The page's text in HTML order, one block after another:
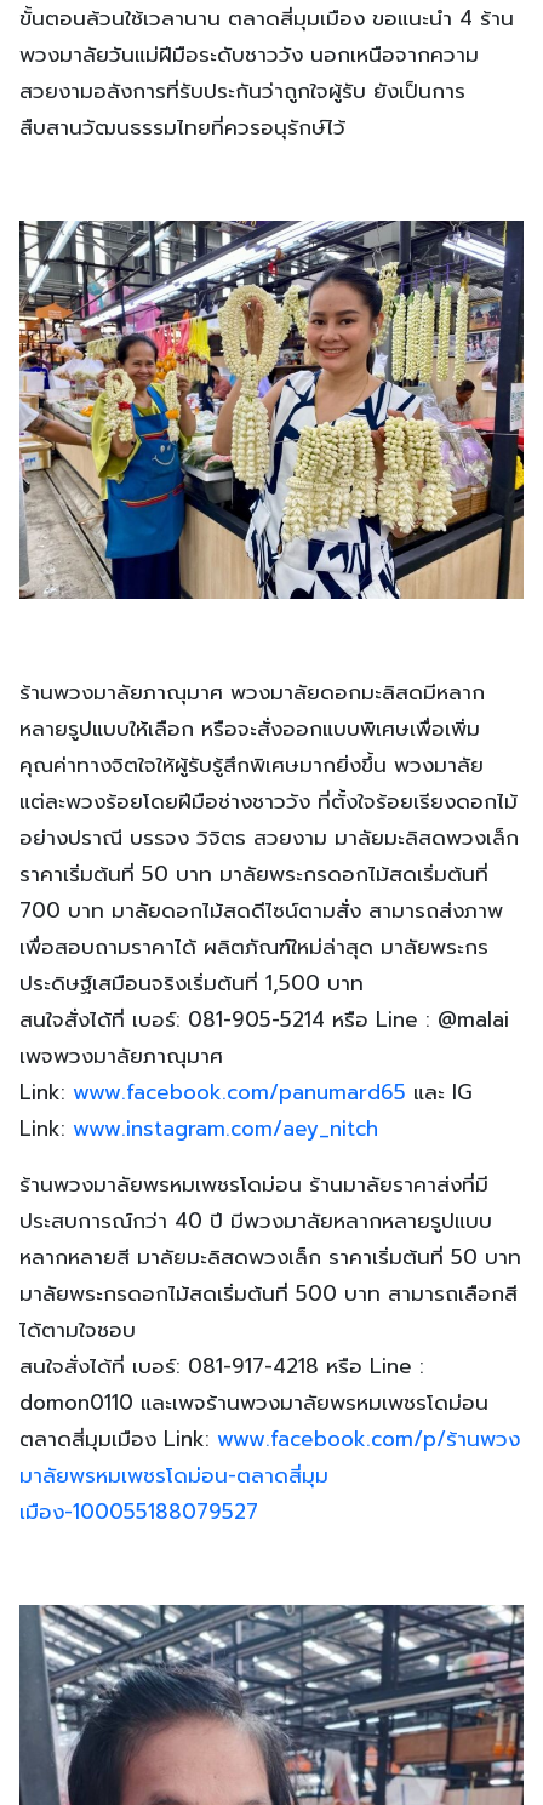
ขั้นตอนล้วนใช้เวลานาน ตลาดสี่มุมเมือง ขอแนะนำ 4 ร้าน
พวงมาลัยวันแม่ฝีมือระดับชาววัง นอกเหนือจากความ
สวยงามอลังการที่รับประกันว่าถูกใจผู้รับ ยังเป็นการ
สืบสานวัฒนธรรมไทยที่ควรอนุรักษ์ไว้
ร้านพวงมาลัยภาณุมาศ พวงมาลัยดอกมะลิสดมีหลาก
หลายรูปแบบให้เลือก หรือจะสั่งออกแบบพิเศษเพื่อเพิ่ม
คุณค่าทางจิตใจให้ผู้รับรู้สึกพิเศษมากยิ่งขึ้น พวงมาลัย
แต่ละพวงร้อยโดยฝีมือช่างชาววัง ที่ตั้งใจร้อยเรียงดอกไม้
อย่างปราณี บรรจง วิจิตร สวยงาม มาลัยมะลิสดพวงเล็ก
ราคาเริ่มต้นที่ 50 บาท มาลัยพระกรดอกไม้สดเริ่มต้นที่
700 บาท มาลัยดอกไม้สดดีไซน์ตามสั่ง สามารถส่งภาพ
เพื่อสอบถามราคาได้ ผลิตภัณฑ์ใหม่ล่าสุด มาลัยพระกร
ประดิษฐ์เสมือนจริงเริ่มต้นที่ 1,500 บาท
สนใจสั่งได้ที่ เบอร์: 081-905-5214 หรือ Line : @malai
เพจพวงมาลัยภาณุมาศ
Link: www.facebook.com/panumard65 และ IG
Link: www.instagram.com/aey_nitch
ร้านพวงมาลัยพรหมเพชรโดม่อน ร้านมาลัยราคาส่งที่มี
ประสบการณ์กว่า 40 ปี มีพวงมาลัยหลากหลายรูปแบบ
หลากหลายสี มาลัยมะลิสดพวงเล็ก ราคาเริ่มต้นที่ 50 บาท
มาลัยพระกรดอกไม้สดเริ่มต้นที่ 500 บาท สามารถเลือกสี
ได้ตามใจชอบ
สนใจสั่งได้ที่ เบอร์: 081-917-4218 หรือ Line :
domon0110 และเพจร้านพวงมาลัยพรหมเพชรโดม่อน
ตลาดสี่มุมเมือง Link: www.facebook.com/p/ร้านพวง
มาลัยพรหมเพชรโดม่อน-ตลาดสี่มุม
เมือง-100055188079527